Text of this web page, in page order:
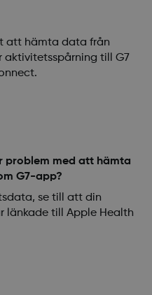
att hämta data från
aktivitetsspårning till G7
problem med att hämta
G7-app?
se till att din
länkade till Apple Health